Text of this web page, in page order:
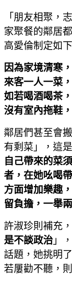
「朋友相聚，
家聚餐的鄰居
高愛倫制定如下
因為家境清寒
來客一人一菜
如若喝酒喝茶
沒有室內拖鞋
鄰居們甚至會
有剩菜」，這
自己帶來的菜
者，在她吆喝
方面增加樂趣
留負擔，一舉
許淑珍則補充
是不談政治 」
話題，她挑明
若屢勸不聽，